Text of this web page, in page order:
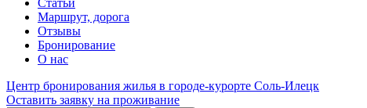
Статьи
Маршрут, дорога
Отзывы
Бронирование
О нас
Центр бронирования жилья в городе-курорте Соль-Илецк
Оставить заявку на проживание